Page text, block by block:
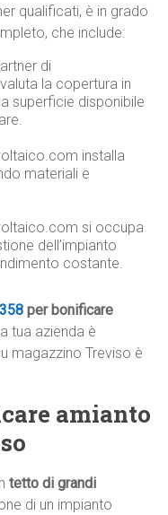
qualificati, è in grado
che include:
di
la copertura in
superficie disponibile
installa
materiali e
si occupa
dell’impianto
costante.
per bonificare
tua azienda è
magazzino Treviso è
amianto
tetto di grandi
di un impianto